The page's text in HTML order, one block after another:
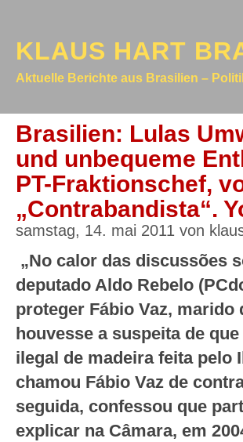
KLAUS HART
Aktuelle Berichte aus Brasilien –
Brasilien: Lulas
und unbequeme
PT-Fraktionschef,
„Contrabandista“.
samstag, 14. mai 2011 von
„No calor das discussões
deputado Aldo Rebelo
proteger Fábio Vaz, marido
houvesse a suspeita de
ilegal de madeira feita pelo
chamou Fábio Vaz de
seguida, confessou que
explicar na Câmara, em